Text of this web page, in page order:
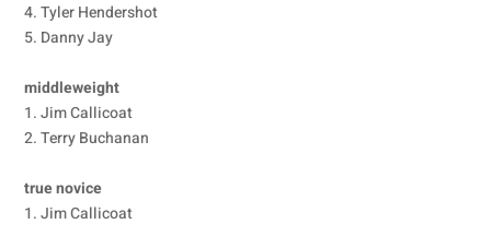
4. Tyler Hendershot
5. Danny Jay
middleweight
1. Jim Callicoat
2. Terry Buchanan
true novice
1. Jim Callicoat